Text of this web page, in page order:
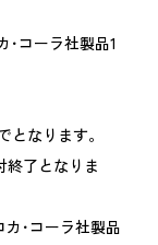
･コーラ社製品1
なります。
了となりま
･コーラ社製品